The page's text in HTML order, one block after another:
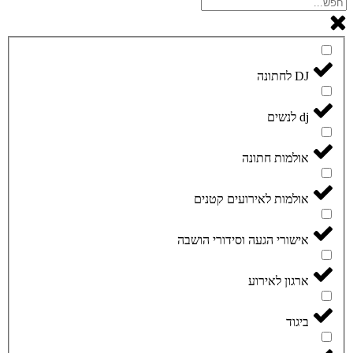
DJ לחתונה
dj לנשים
אולמות חתונה
אולמות לאירועים קטנים
אישורי הגעה וסידורי הושבה
ארגון לאירוע
ביגוד